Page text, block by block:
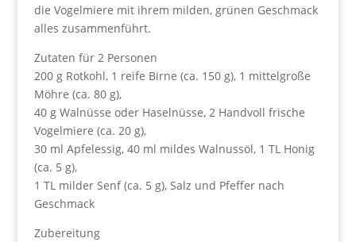
die Vogelmiere mit ihrem milden, grünen Geschmack
alles zusammenführt.
Zutaten für 2 Personen
200 g Rotkohl, 1 reife Birne (ca. 150 g), 1 mittelgroße
Möhre (ca. 80 g),
40 g Walnüsse oder Haselnüsse, 2 Handvoll frische
Vogelmiere (ca. 20 g),
30 ml Apfelessig, 40 ml mildes Walnussöl, 1 TL Honig
(ca. 5 g),
1 TL milder Senf (ca. 5 g), Salz und Pfeffer nach
Geschmack
Zubereitung